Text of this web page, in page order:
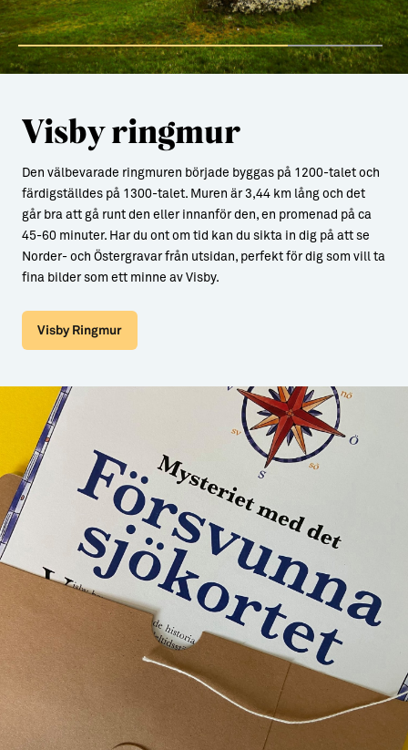
Visby ringmur
Den välbevarade ringmuren började byggas på 1200-talet och
färdigställdes på 1300-talet. Muren är 3,44 km lång och det
går bra att gå runt den eller innanför den, en promenad på ca
45-60 minuter. Har du ont om tid kan du sikta in dig på att se
Norder- och Östergravar från utsidan, perfekt för dig som vill ta
fina bilder som ett minne av Visby.
Visby Ringmur